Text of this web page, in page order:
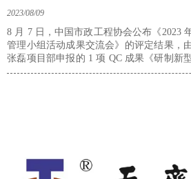
2023/08/09
8 月 7 日，中国市政工程协会公布《2023
管理小组活动成果交流会》的评定结果，
张磊项目部申报的 1 项 QC 成果《研制新
实装置》荣获国家级成果一等奖。